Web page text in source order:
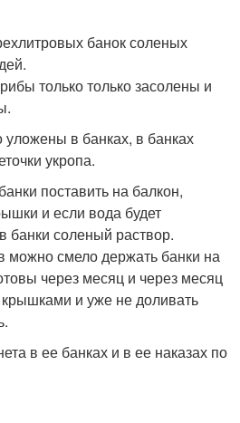
банок соленых
только только засолены и
в банках, в банках
укропа.
поставить на балкон,
и если вода будет
банки соленый раствор.
можно смело держать банки на
через месяц и через месяц
и уже не доливать
в ее банках и в ее наказах по